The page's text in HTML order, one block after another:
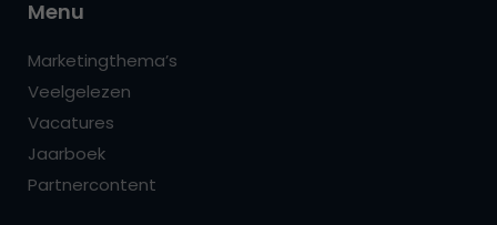
Menu
Marketingthema’s
Veelgelezen
Vacatures
Jaarboek
Partnercontent